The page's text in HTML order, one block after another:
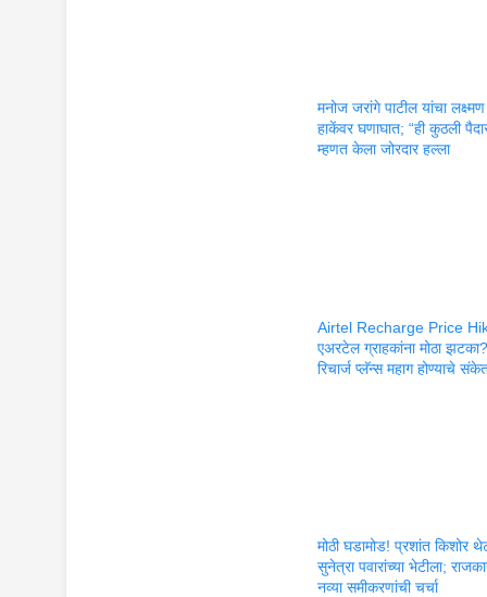
मनोज जरांगे पाटील यांचा लक्ष्मण
हाकेंवर घणाघात; “ही कुठली
म्हणत केला जोरदार हल्ला
Airtel Recharge Price
एअरटेल ग्राहकांना मोठा झटका?
रिचार्ज प्लॅन्स महाग होण्याचे
मोठी घडामोड! प्रशांत किशोर
सुनेत्रा पवारांच्या भेटीला;
नव्या समीकरणांची चर्चा